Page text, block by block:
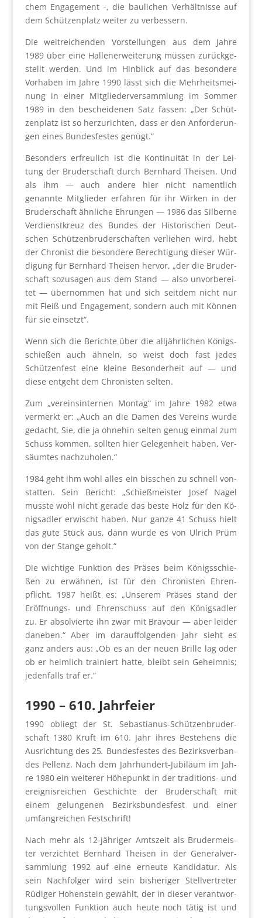
chem Enga­ge­ment -, die bau­li­chen Ver­hält­nis­se auf
dem Schüt­zen­platz wei­ter zu ver­bes­sern.
Die weit­rei­chen­den Vor­stel­lun­gen aus dem Jah­re
1989 über eine Hal­len­er­wei­te­rung müs­sen zurück­ge­
stellt wer­den. Und im Hin­blick auf das beson­de­re
Vor­ha­ben im Jah­re 1990 lässt sich die Mehr­heits­mei­
nung in einer Mit­glie­der­ver­samm­lung im Som­mer
1989 in den beschei­de­nen Satz fas­sen: „Der Schüt­
zen­platz ist so her­zu­rich­ten, dass er den Anfor­de­run­
gen eines Bun­des­fes­tes genügt.“
Beson­ders erfreu­lich ist die Kon­ti­nui­tät in der Lei­
tung der Bru­der­schaft durch Bern­hard Thei­sen. Und
als ihm — auch ande­re hier nicht nament­lich
genann­te Mit­glie­der erfah­ren für ihr Wir­ken in der
Bru­der­schaft ähn­li­che Ehrun­gen — 1986 das Sil­ber­ne
Ver­dienst­kreuz des Bun­des der His­to­ri­schen Deut­
schen Schüt­zen­bru­der­schaf­ten ver­liehen wird, hebt
der Chro­nist die beson­de­re Berech­ti­gung die­ser Wür­
di­gung für Bern­hard Thei­sen her­vor, „der die Bru­der­
schaft sozu­sa­gen aus dem Stand — also unvor­be­rei­
tet — über­nom­men hat und sich seit­dem nicht nur
mit Fleiß und Enga­ge­ment, son­dern auch mit Kön­nen
für sie ein­setzt“.
Wenn sich die Berich­te über die all­jähr­li­chen Königs­
schie­ßen auch ähneln, so weist doch fast jedes
Schüt­zen­fest eine klei­ne Beson­der­heit auf — und
die­se ent­geht dem Chro­nis­ten sel­ten.
Zum „ver­eins­in­ter­nen Mon­tag“ im Jah­re 1982 etwa
ver­merkt er: „Auch an die Damen des Ver­eins wur­de
gedacht. Sie, die ja ohne­hin sel­ten genug ein­mal zum
Schuss kom­men, soll­ten hier Gele­gen­heit haben, Ver­
säum­tes nach­zu­ho­len.“
1984 geht ihm wohl alles ein biss­chen zu schnell von­
stat­ten. Sein Bericht: „Schieß­meis­ter Josef Nagel
muss­te wohl nicht gera­de das bes­te Holz für den Kö­
nigsadler erwischt haben. Nur gan­ze 41 Schuss hielt
das gute Stück aus, dann wur­de es von Ulrich Prüm
von der Stan­ge geholt.“
Die wich­ti­ge Funk­ti­on des Prä­ses beim Königs­schie­
ßen zu erwäh­nen, ist für den Chro­nis­ten Ehren­
pflicht. 1987 heißt es: „Unse­rem Prä­ses stand der
Eröff­nungs- und Ehren­schuss auf den Königs­ad­ler
zu. Er absol­vier­te ihn zwar mit Bra­vour — aber lei­der
dane­ben.“ Aber im dar­auf­fol­gen­den Jahr sieht es
ganz anders aus: „Ob es an der neu­en Bril­le lag oder
ob er heim­lich trai­niert hat­te, bleibt sein Geheim­nis;
jeden­falls traf er.“
1990 – 610. Jahr­fei­er
1990 obliegt der St. Sebas­tia­nus-Schüt­zen­bru­der­
schaft 1380 Kruft im 610. Jahr ihres Bestehens die
Aus­rich­tung des 25. Bun­des­fes­tes des Bezirks­ver­ban­
des Pel­lenz. Nach dem Jahr­hun­dert-Jubi­lä­um im Jah­
re 1980 ein wei­te­rer Höhe­punkt in der tra­di­ti­ons- und
ereig­nis­rei­chen Geschich­te der Bru­der­schaft mit
einem gelun­ge­nen Bezirks­bun­des­fest und einer
umfang­rei­chen Fest­schrift!
Nach mehr als 12-jäh­ri­ger Amts­zeit als Bru­der­meis­
ter ver­zich­tet Bern­hard Thei­sen in der Gene­ral­ver­
samm­lung 1992 auf eine erneu­te Kan­di­da­tur. Als
sein Nach­fol­ger wird sein bis­he­ri­ger Stell­ver­tre­ter
Rüdi­ger Hohen­stein gewählt, der in die­ser ver­ant­wor­
tungs­vol­len Funk­ti­on auch heu­te noch tätig ist und